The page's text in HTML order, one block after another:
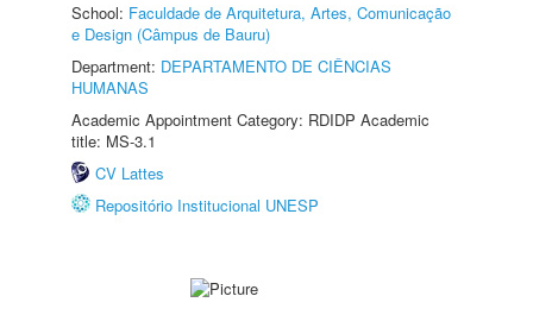
School: Faculdade de Arquitetura, Artes, Comunicação
e Design (Câmpus de Bauru)
Department: DEPARTAMENTO DE CIÊNCIAS
HUMANAS
Academic Appointment Category: RDIDP Academic
title: MS-3.1
CV Lattes
Repositório Institucional UNESP